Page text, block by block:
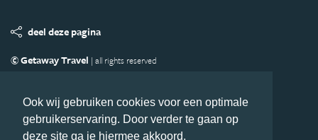
Ook wij gebruiken cookies voor een optimale
gebruikerservaring. Door verder te gaan op
deze site ga je hiermee akkoord.
deel deze pagina
© Getaway Travel | all rights reserved
Copyright
Privacy statement Disclaimer
Cookies
Volg Azie.nl